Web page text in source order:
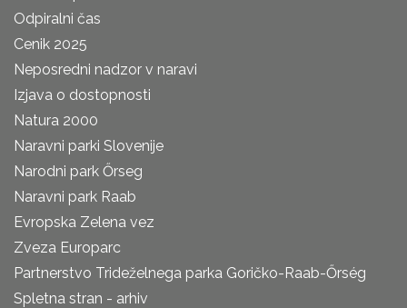
Odpiralni čas
Cenik 2025
Neposredni nadzor v naravi
Izjava o dostopnosti
Natura 2000
Naravni parki Slovenije
Narodni park Őrseg
Naravni park Raab
Evropska Zelena vez
Zveza Europarc
Partnerstvo Trideželnega parka Goričko-Raab-Őrség
Spletna stran - arhiv